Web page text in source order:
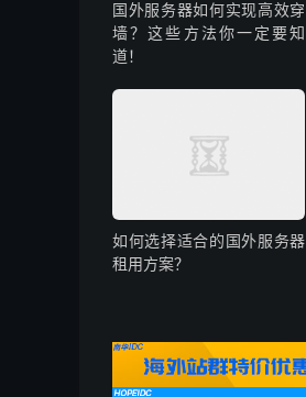
国外服务器如何实现高效穿
墙？这些方法你一定要知
道！
如何选择适合的国外服务器
租用方案？